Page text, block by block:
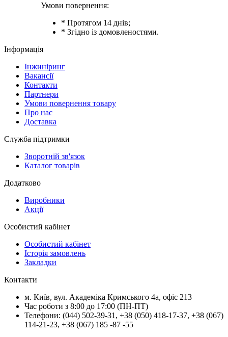
Умови повернення:
* Протягом 14 днів;
* Згідно із домовленостями.
Інформація
Інжиніринг
Вакансії
Контакти
Партнери
Умови повернення товару
Про нас
Доставка
Служба підтримки
Зворотній зв'язок
Каталог товарів
Додатково
Виробники
Акції
Особистий кабінет
Особистий кабінет
Історія замовлень
Закладки
Контакти
м. Київ, вул. Академіка Кримського 4а, офіс 213
Час роботи з 8:00 до 17:00 (ПН-ПТ)
Телефони: (044) 502-39-31 , +38 (050) 418-17-37, +38 (067)
114-21-23, +38 (067) 185 -87 -55